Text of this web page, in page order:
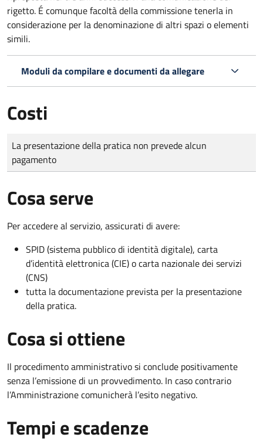
rigetto. É comunque facoltà della commissione tenerla in
considerazione per la denominazione di altri spazi o elementi
simili.
Moduli da compilare e documenti da allegare
Costi
Tipo di pagamento
Importo
La presentazione della pratica non prevede alcun
pagamento
Cosa serve
Per accedere al servizio, assicurati di avere:
SPID (sistema pubblico di identità digitale), carta
d’identità elettronica (CIE) o carta nazionale dei servizi
(CNS)
tutta la documentazione prevista per la presentazione
della pratica.
Cosa si ottiene
Il procedimento amministrativo si conclude positivamente
senza l’emissione di un provvedimento. In caso contrario
l’Amministrazione comunicherà l’esito negativo.
Tempi e scadenze